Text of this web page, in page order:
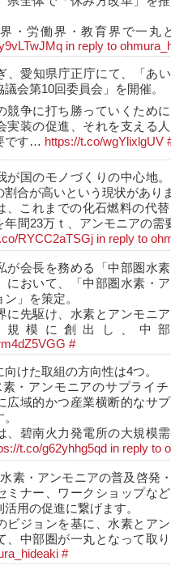
・労働界・教育界で一丸
in reply to
、愛知県庁正庁にて、「あ
議会第10回委員会」を開催。
競争に打ち勝っていくため
実装の促進、それを支える
です… https://t.co/wgYlixlgUV
国のモノづくりの中心地
割合が高いという現状があり
、これまでの化石燃料の代
年間23万ｔ、アンモニアの需
RYCC2aTSGj in reply to
会長を務める「中部圏水
において、「中部圏水素・
」を策定。
に先駆け、水素とアンモニ
規模に創出し、中
#
けた取組の方向性は4つ。
・アンモニアのサプライ
広域的かつ産業横断的なサ
、碧南火力発電所の大規模
t.co/g62yhhg5qd in reply to
素・アンモニアの普及啓発
ミナー、ワークショップな
活用の促進に繋げます。
ビジョンを基に、水素とア
、中部圏が一丸となって取
#